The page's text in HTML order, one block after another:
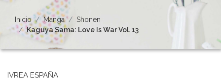
Inicio Manga
Shonen
Kaguya Sama: Love Is War Vol. 13
IVREA ESPAÑA